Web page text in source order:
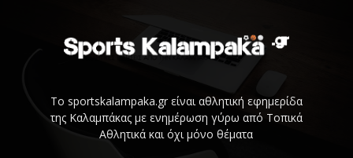
Το sportskalampaka.gr είναι αθλητική εφημερίδα
της Καλαμπάκας με ενημέρωση γύρω από Τοπικά
Αθλητικά και όχι μόνο θέματα